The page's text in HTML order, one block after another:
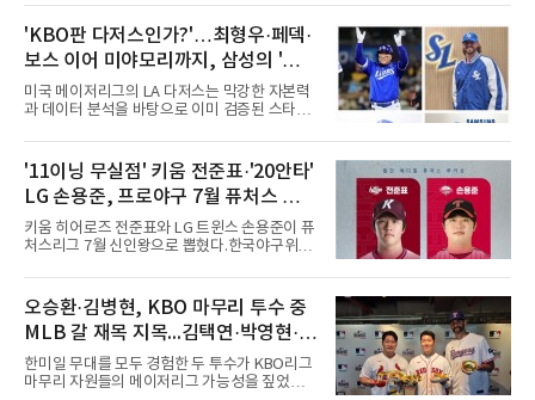
시드니 블루삭스에 파견한다고 밝혔다.세 선수
는 11월 12일 호주로 출국해 ABL 정규리그 일정
을 소화한 뒤 내년 2월 귀국한다. NC는 비시즌
기간 유망주들에게 실전 경기 경험을 주기 위해
파견 프로그램을 진행하게 됐다고 전했다.이는
처음이 아니다. NC는 2022년 질롱 코리아,
2023년 브리즈번 밴디츠, 2024년 퍼스 히트 등
'KBO판 다저스인가?'…최형우·페덱·
보스 이어 미야모리까지, 삼성의 '스펙
만렙' 승부수
미국 메이저리그의 LA 다저스는 막강한 자본력
과 데이터 분석을 바탕으로 이미 검증된 스타들
비롯해 메이저리그 정상급 선수들을 품으며 매
시즌 우승 후보로 평가받는 다저스의 행보는 늘
야구계의 관심을 끌었다. 가능성에 투자하기보
다, 이미 무대에서 증명한 선수들을 통해 당장의
경쟁력을 끌어올린다는 점이다.최근 한국 프로
야구에서도 비슷한 방향성을 보여주는 팀이 있
다. 바로 삼성 라이온즈다. 삼성은 오프시즌 최형
리더를 선택한 것이다.외국인 대체 투수 구성도
마찬가지다. 메이저리그
'11이닝 무실점' 키움 전준표·'20안타'
LG 손용준, 프로야구 7월 퓨처스 루키
상
키움 히어로즈 전준표와 LG 트윈스 손용준이 퓨
처스리그 7월 신인왕으로 뽑혔다.한국야구위원
월 퓨처스 루키상 수상자로 두 선수를 선정했다
고 밝혔다. 대체 선수 대비 승리 기여도(WAR)를
기준으로 전준표가 0.63, 손용준이 0.73으로 각
각 투수와 타자 부문 1위에 올랐다.전준표의 7월
은 완벽했다. 두 경기에 모두 선발 등판해 11이
닝 무실점으로 2승을 챙겼다. 월간 평균자책점
0.00으로 전체 1위, 이닝당 출루허용률(WHIP)
오승환·김병현, KBO 마무리 투수 중
MLB 갈 재목 지목...김택연·박영현·조
병현
한미일 무대를 모두 경험한 두 투수가 KBO리그
마무리 자원들의 메이저리그 가능성을 짚었다.